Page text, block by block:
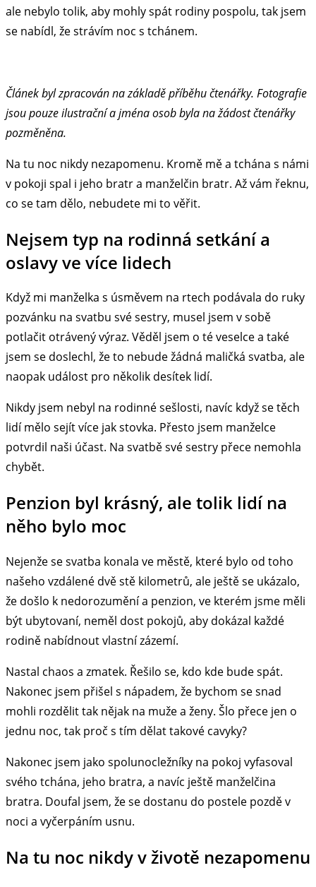
ale nebylo tolik, aby mohly spát rodiny pospolu, tak jsem
se nabídl, že strávím noc s tchánem.
Článek byl zpracován na základě příběhu čtenářky. Fotografie
jsou pouze ilustrační a jména osob byla na žádost čtenářky
pozměněna.
Na tu noc nikdy nezapomenu. Kromě mě a tchána s námi
v pokoji spal i jeho bratr a manželčin bratr. Až vám řeknu,
co se tam dělo, nebudete mi to věřit.
Nejsem typ na rodinná setkání a
oslavy ve více lidech
Když mi manželka s úsměvem na rtech podávala do ruky
pozvánku na svatbu své sestry, musel jsem v sobě
potlačit otrávený výraz. Věděl jsem o té veselce a také
jsem se doslechl, že to nebude žádná maličká svatba, ale
naopak událost pro několik desítek lidí.
Nikdy jsem nebyl na rodinné sešlosti, navíc když se těch
lidí mělo sejít více jak stovka. Přesto jsem manželce
potvrdil naši účast. Na svatbě své sestry přece nemohla
chybět.
Penzion byl krásný, ale tolik lidí na
něho bylo moc
Nejenže se svatba konala ve městě, které bylo od toho
našeho vzdálené dvě stě kilometrů, ale ještě se ukázalo,
že došlo k nedorozumění a penzion, ve kterém jsme měli
být ubytovaní, neměl dost pokojů, aby dokázal každé
rodině nabídnout vlastní zázemí.
Nastal chaos a zmatek. Řešilo se, kdo kde bude spát.
Nakonec jsem přišel s nápadem, že bychom se snad
mohli rozdělit tak nějak na muže a ženy. Šlo přece jen o
jednu noc, tak proč s tím dělat takové cavyky?
Nakonec jsem jako spolunocležníky na pokoj vyfasoval
svého tchána, jeho bratra, a navíc ještě manželčina
bratra. Doufal jsem, že se dostanu do postele pozdě v
noci a vyčerpáním usnu.
Na tu noc nikdy v životě nezapomenu